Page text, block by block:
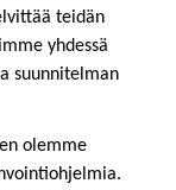
teidän
yhdessä
suunnitelman
olemme